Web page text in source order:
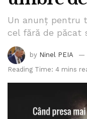
Un anunț pentru
cel fără de păcat
by Ninel PEIA
Reading Time: 4 mins